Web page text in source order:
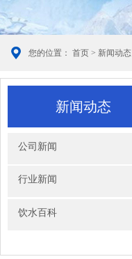
您的位置： 首页 > 新闻动态
新闻动态
公司新闻
行业新闻
饮水百科